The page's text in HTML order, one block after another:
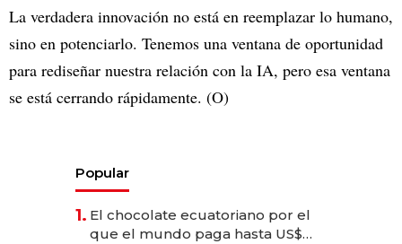
La verdadera innovación no está en reemplazar lo humano,
sino en potenciarlo. Tenemos una ventana de oportunidad
para rediseñar nuestra relación con la IA, pero esa ventana
se está cerrando rápidamente. (O)
Popular
1. El chocolate ecuatoriano por el
que el mundo paga hasta US$